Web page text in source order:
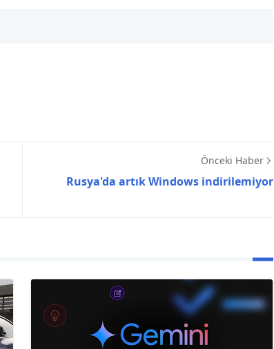
Önceki Haber
Rusya'da artık Windows indirilemiyor